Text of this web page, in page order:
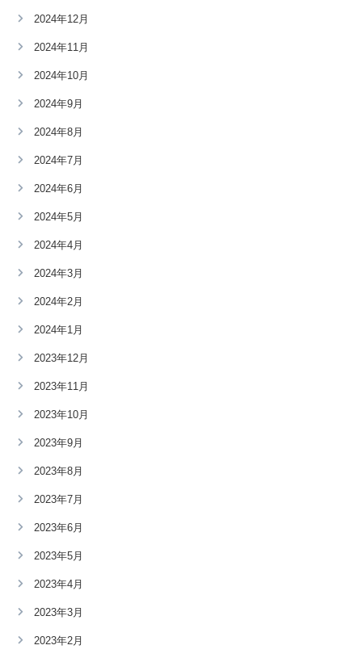
2024年12月
2024年11月
2024年10月
2024年9月
2024年8月
2024年7月
2024年6月
2024年5月
2024年4月
2024年3月
2024年2月
2024年1月
2023年12月
2023年11月
2023年10月
2023年9月
2023年8月
2023年7月
2023年6月
2023年5月
2023年4月
2023年3月
2023年2月